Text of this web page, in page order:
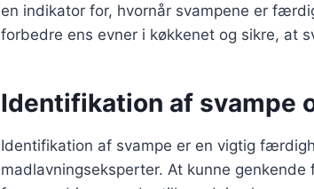
en indikator for, hvornår svampene er
forbedre ens evner i køkkenet og sikre, at
Identifikation af svampe
Identifikation af svampe er en vigtig
madlavningseksperter. At kunne